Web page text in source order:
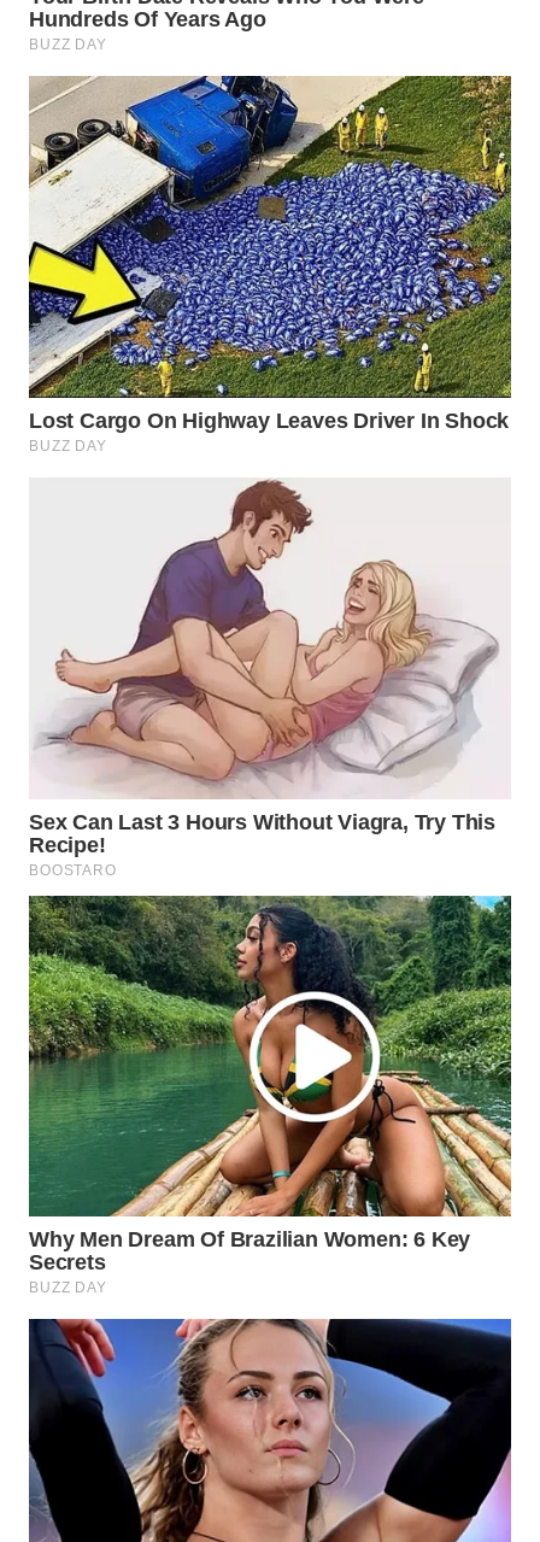
WN
WN
KEPULAUAN
SERIBU
WN
TANGERANG
WN
BINJAI
WN
CIREBON
WN
MAJALENGKA
SUBANG
WN
SUKABUMI
WN
PURWAKARTA
WN
PRIANGAN
TIMUR
SEMARANG
WN
SOLO
WN
BOROBUDUR